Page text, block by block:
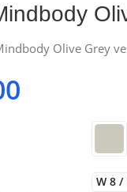
Olive Grey
W 8 /